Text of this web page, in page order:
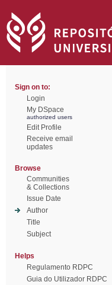
Sign on to:
Login
My DSpace
authorized users
Edit Profile
Receive email
updates
Browse
Communities
& Collections
Issue Date
Author
Title
Subject
Helps
Regulamento RDPC
Guia do Utilizador RDPC